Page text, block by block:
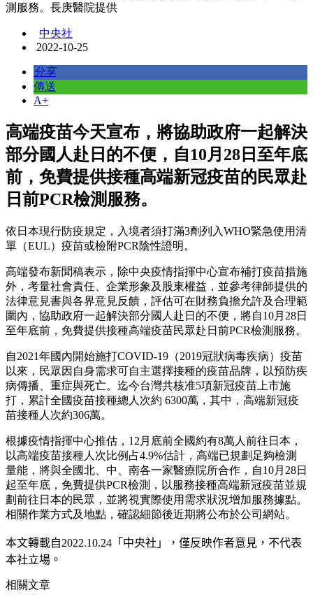
測服務。長庚醫院提供
中央社
2022-10-25
分享
傳送
A+
高端疫苗今天宣布，將協助政府一起解決
部分國人赴日的不便，自10月28日至年底
前，免費提供接種高端新冠疫苗的民眾赴
日前PCR檢測服務。
依日本現行防疫規定，入境者須打滿3劑列入WHO緊急使用清
單（EUL）疫苗或檢附PCR陰性證明。
高端發布新聞稿表示，除中央疫情指揮中心宣布補打疫苗措施
外，考量社會責任、企業形象及股東權益，並參考律師提供的
法律意見書與各界意見反饋，評估可在財務負擔允許及合理範
圍內，協助政府一起解決部分國人赴日的不便，將自10月28日
至年底前，免費提供接種高端疫苗民眾赴日前PCR檢測服務。
自2021年國內開始施打COVID-19（2019冠狀病毒疾病）疫苗
以來，民眾因自身需求可自主選擇接種的疫苗品牌，以預防疾
病傳播、重症與死亡。迄今台灣共核准5項新冠疫苗上市施
打，累計全國疫苗接種總人次約 6300萬，其中，高端新冠疫
苗接種人次約306萬。
根據疫情指揮中心推估，12月底前全國約有8萬人前往日本，
以高端疫苗接種人次比例占4.9%估計，高端已規劃足夠檢測
量能，將與全國北、中、南各一家醫療院所合作，自10月28日
起至年底，免費提供PCR檢測，以服務接種高端新冠疫苗並規
劃前往日本的民眾，並將視實際使用需求狀況增加服務據點。
相關作業方式及地點，確認細節後近期將公布於公司網站。
本文轉載自2022.10.24 「中央社」
，僅反映作者意見，不代表
本社立場。
相關文章